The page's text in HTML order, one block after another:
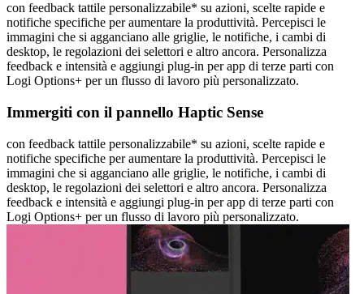
con feedback tattile personalizzabile* su azioni, scelte rapide e
notifiche specifiche per aumentare la produttività. Percepisci le
immagini che si agganciano alle griglie, le notifiche, i cambi di
desktop, le regolazioni dei selettori e altro ancora. Personalizza
feedback e intensità e aggiungi plug-in per app di terze parti con
Logi Options+ per un flusso di lavoro più personalizzato.
Immergiti con il pannello Haptic Sense
con feedback tattile personalizzabile* su azioni, scelte rapide e
notifiche specifiche per aumentare la produttività. Percepisci le
immagini che si agganciano alle griglie, le notifiche, i cambi di
desktop, le regolazioni dei selettori e altro ancora. Personalizza
feedback e intensità e aggiungi plug-in per app di terze parti con
Logi Options+ per un flusso di lavoro più personalizzato.